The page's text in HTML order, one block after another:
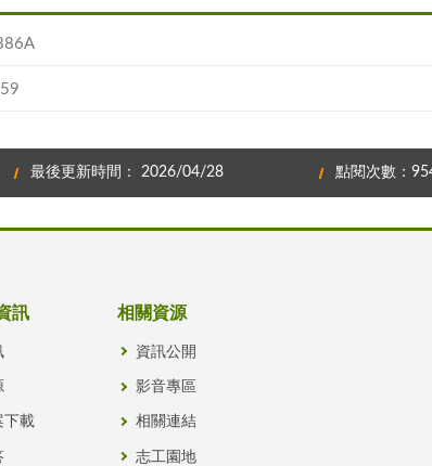
最後更新時間： 2026/04/28 點閱次數：
訊
下載
相關資源
資訊公開
影音專區
相關連結
志工園地